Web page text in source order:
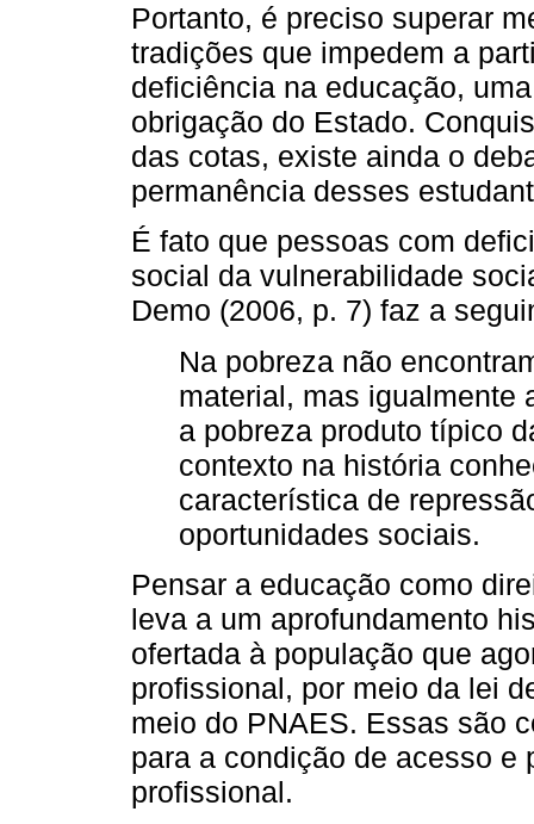
Portanto, é preciso superar
tradições que impedem a
deficiência na educação,
obrigação do Estado.
das cotas, existe ainda o
permanência desses
É fato que pessoas com
social da vulnerabilidade
Demo (2006, p. 7) faz a
Na pobreza não
material, mas igualmente
a pobreza produto típico
contexto na história
característica de
oportunidades sociais.
Pensar a educação como
leva a um aprofundamento
ofertada à população que
profissional, por meio da lei
meio do PNAES. Essas são
para a condição de acesso e
profissional.